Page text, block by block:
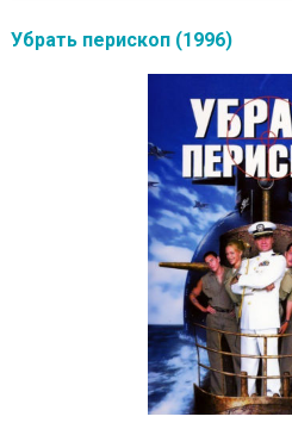
Убрать перископ (1996)